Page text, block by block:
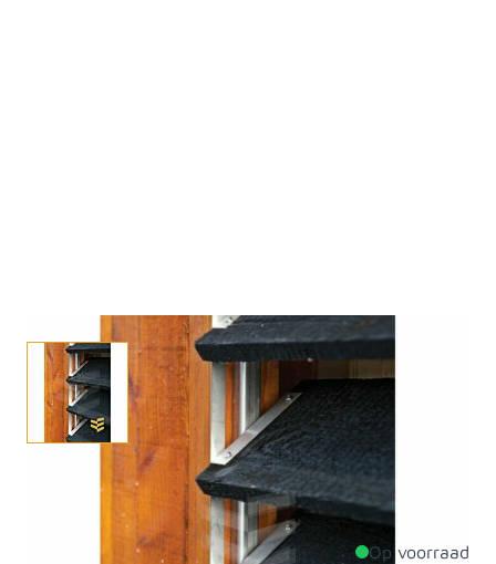
Let op: wordt geleverd zonder planken en zonder
schroeven, dus alleen het metalen frame!
Op voorraad